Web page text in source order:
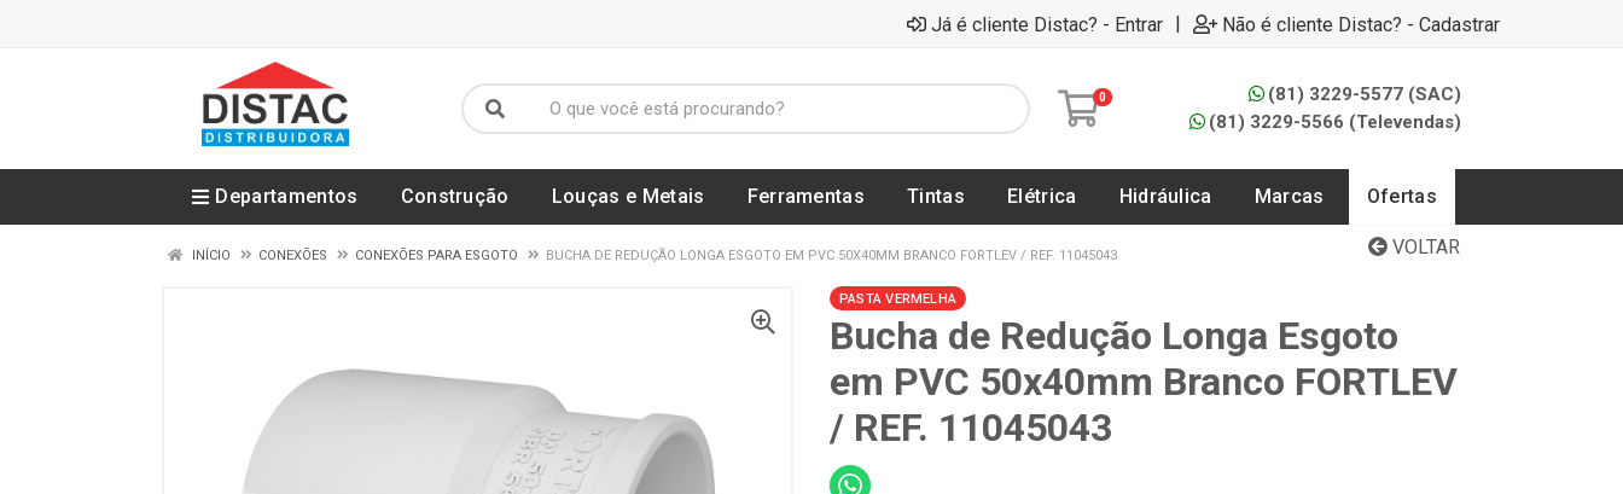
Já é cliente Distac? - Entrar | Não é cliente Distac? - Cadastrar
0
(81) 3229-5577 (SAC)
(81) 3229-5566 (Televendas)
Departamentos Construção Louças e Metais Ferramentas Tintas Elétrica Hidráulica Marcas Ofertas
VOLTAR
INÍCIO CONEXÕES CONEXÕES PARA ESGOTO BUCHA DE REDUÇÃO LONGA ESGOTO EM PVC 50X40MM BRANCO FORTLEV / REF. 11045043
PASTA VERMELHA
Bucha de Redução Longa Esgoto
em PVC 50x40mm Branco FORTLEV
/ REF. 11045043